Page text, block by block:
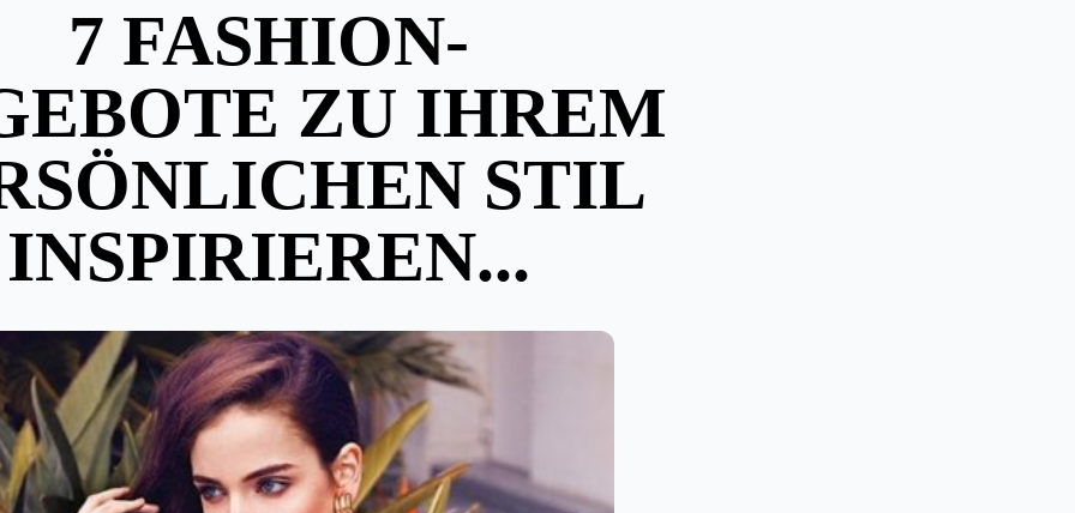
7 FASHION-
ZU IHREM
STIL
INSPIRIEREN...